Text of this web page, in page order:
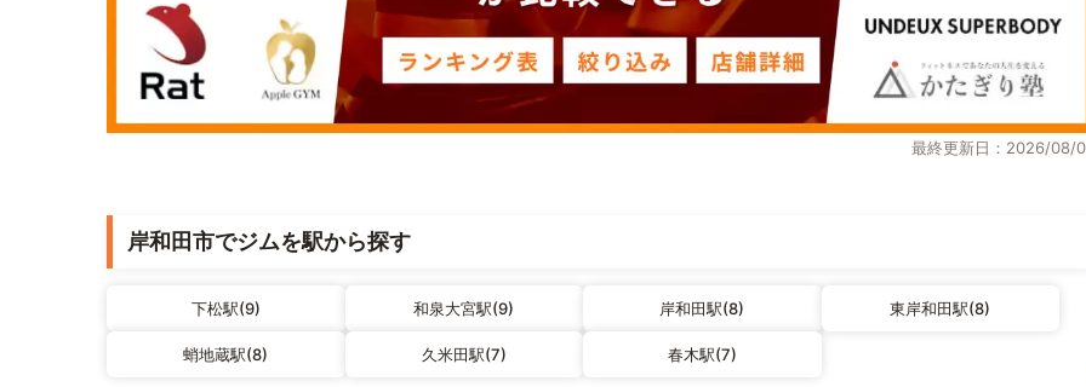
最終更新日：2026/08/
岸和田市でジムを駅から探す
下松駅(9) 和泉大宮駅(9) 岸和田駅(8) 東岸和田駅(8)
蛸地蔵駅(8) 久米田駅(7) 春木駅(7)